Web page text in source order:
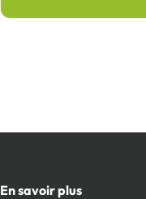
En savoir plus